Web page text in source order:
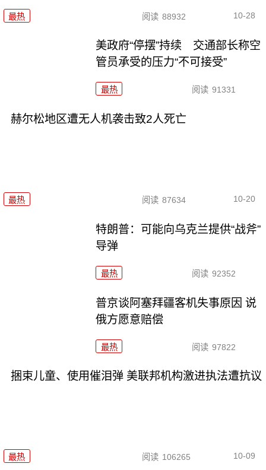
最热 阅读 88932 10-28
美政府“停摆”持续 交通部长称空
管员承受的压力“不可接受”
最热 阅读 91331
赫尔松地区遭无人机袭击致2人死亡
最热 阅读 87634 10-20
特朗普：可能向乌克兰提供“战斧”
导弹
最热 阅读 92352
普京谈阿塞拜疆客机失事原因 说
俄方愿意赔偿
最热 阅读 97822
捆束儿童、使用催泪弹 美联邦机构激进执法遭抗议
最热 阅读 106265 10-09